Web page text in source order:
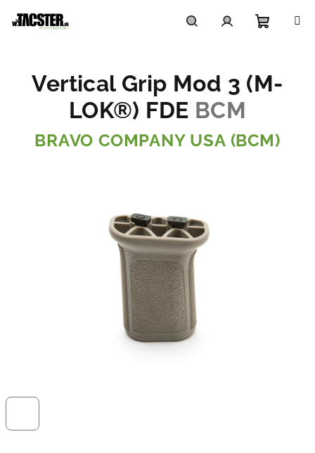
košík
Vertical Grip Mod 3 (M-
LOK®) FDE BCM
BRAVO COMPANY USA (BCM)